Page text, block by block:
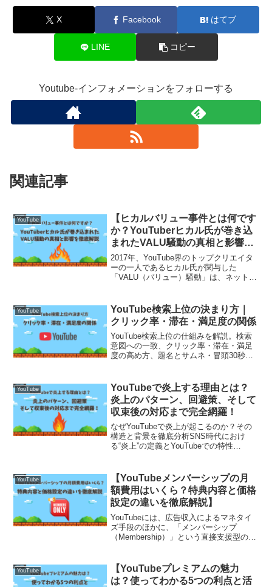
X Facebook はてブ
LINE コピー
Youtube-インフォメーションをフォローする
関連記事
YouTube
【ヒカルバリュー事件とは何です
か？YouTuberヒカル氏が巻き込
まれたVALU騒動の真相と影響を
徹底解説】
2017年、YouTube界のトップクリエイタ
ーの一人であるヒカル氏が関与した
「VALU（バリュー）騒動」は、ネット社
めていた仮想株式サービス「VALU」を利
用した一連...
YouTube
YouTube検索上位の決まり方｜
クリック率・滞在・満足度の関係
YouTube検索上位の仕組みを解説。検索
意図への一致、クリック率・滞在・満足
度の高め方、題名とサムネ・冒頭30秒・
YouTube
YouTubeで炎上する理由とは？
炎上のパターン、回避策、そして
収束後の対応まで完全網羅！
なぜYouTubeで炎上が起こるのか？その
構造と背景を徹底分析SNS時代におけ
る“炎上”の定義とYouTubeでの特性
難・批判され、SNSやコメント欄で大き
く取り...
YouTube
【YouTubeメンバーシップの月
額費用はいくら？特典内容と価格
設定の違いを徹底解説】
YouTubeには、広告収入によるマネタイ
ズ手段のほかに、「メンバーシップ
（Membership）」という直接支援型のサ
うことで、お気に入りのチャンネルを継
続的に支援し...
YouTube
【YouTubeプレミアムの魅力
は？使ってわかる5つの利点と活